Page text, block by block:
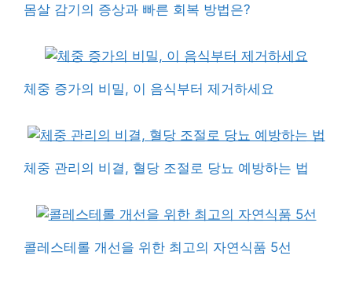
몸살 감기의 증상과 빠른 회복 방법은?
체중 증가의 비밀, 이 음식부터 제거하세요
체중 관리의 비결, 혈당 조절로 당뇨 예방하는 법
콜레스테롤 개선을 위한 최고의 자연식품 5선